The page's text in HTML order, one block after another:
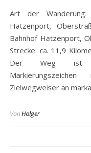
Art der Wanderung: Rundwanderung Start: Bahnhof
Hatzenport,
Bahnhof Hatzenport,
Strecke: ca. 11,9
Der Weg ist
Zielwegweiser an
VonHolger